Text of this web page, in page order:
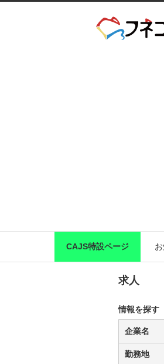
CAJS特設ページ
求人
情報を探す
企業名
勤務地